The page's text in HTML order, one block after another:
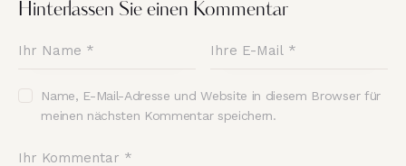
Hinterlassen Sie einen Kommentar
Name, E-Mail-Adresse und Website in diesem Browser für
meinen nächsten Kommentar speichern.